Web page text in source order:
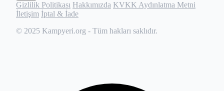
Gizlilik Politikası Hakkımızda KVKK Aydınlatma Metni
İletişim İptal & İade
© 2025 Kampyeri.org - Tüm hakları saklıdır.